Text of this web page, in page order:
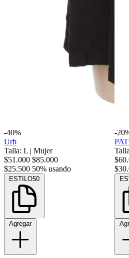
-40%
Urb
Talla: L | Mujer
$51.000 $85.000
$25.500 50% usando
ESTILO50
Agregar
-